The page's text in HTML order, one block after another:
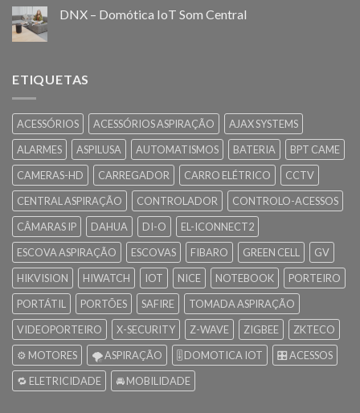
DNX – Domótica IoT Som Central
ETIQUETAS
ACESSÓRIOS ACESSÓRIOS ASPIRAÇÃO
AJAX SYSTEMS
ALARMES
ASPILUSA AUTOMATISMOS BATERIA
BPT CAME
CAMERAS-HD
CARREGADOR CARRO ELÉTRICO
CCTV
CENTRAL ASPIRAÇÃO
CONTROLADOR
CONTROLO-ACESSOS
CÂMARAS IP
DAHUA DI-O
EL-ICONNECT2
ESCOVA ASPIRAÇÃO
ESCOVAS FIBARO GREEN CELL
GV
HIKVISION
HIWATCH IOT NICE NOTEBOOK
PORTEIRO
PORTÁTIL
PORTÕES SAFIRE
TOMADA ASPIRAÇÃO
VIDEOPORTEIRO
X-SECURITY Z-WAVE ZIGBEE
ZKTECO
⚙️ MOTORES
🌪️ ASPIRAÇÃO 🎚️ DOMOTICA IOT
🎛️ ACESSOS
🔁 ELETRICIDADE
🚘 MOBILIDADE